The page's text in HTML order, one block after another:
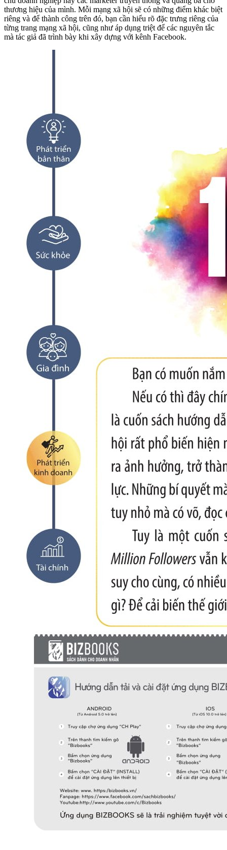
thương hiệu của mình. Mỗi mạng xã hội sẽ có những điểm khác biệt
riêng và để thành công trên đó, bạn cần hiểu rõ đặc trưng riêng của
từng trang mạng xã hội, cũng như áp dụng triệt để các nguyên tắc
mà tác giả đã trình bày khi xây dựng với kênh Facebook.